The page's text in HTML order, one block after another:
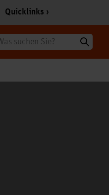
Quicklinks